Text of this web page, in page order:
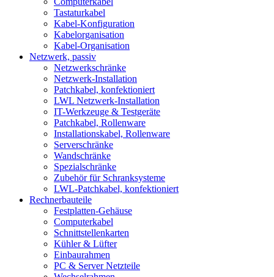
Tastaturkabel
Kabel-Konfiguration
Kabelorganisation
Kabel-Organisation
Netzwerk, passiv
Netzwerkschränke
Netzwerk-Installation
Patchkabel, konfektioniert
LWL Netzwerk-Installation
IT-Werkzeuge & Testgeräte
Patchkabel, Rollenware
Installationskabel, Rollenware
Serverschränke
Wandschränke
Spezialschränke
Zubehör für Schranksysteme
LWL-Patchkabel, konfektioniert
Rechnerbauteile
Festplatten-Gehäuse
Computerkabel
Schnittstellenkarten
Kühler & Lüfter
Einbaurahmen
PC & Server Netzteile